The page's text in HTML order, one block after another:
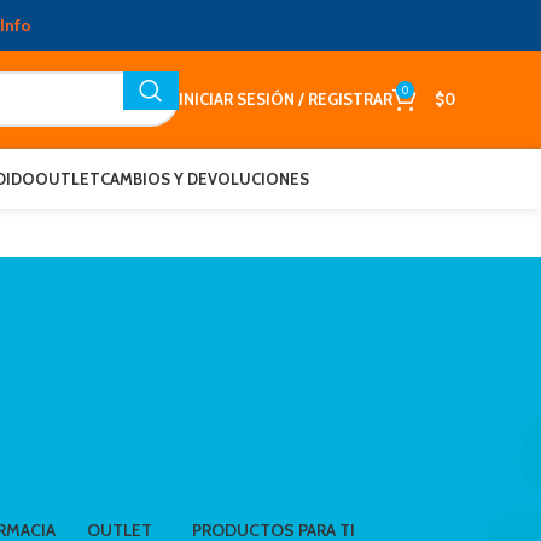
INICIAR SESIÓN / REGISTRAR 0 $0
OUTLETCAMBIOS Y DEVOLUCIONES
OUTLET
PRODUCTOS PARA TI